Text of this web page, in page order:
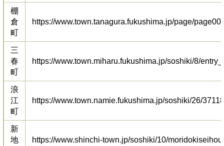
棚
倉
町
https://www.town.tanagura.fukushima.jp/page/
三
春
町
https://www.town.miharu.fukushima.jp/soshiki/8/
浪
江
町
https://www.town.namie.fukushima.jp/soshiki/26/
新
地
https://www.shinchi-town.jp/soshiki/10/